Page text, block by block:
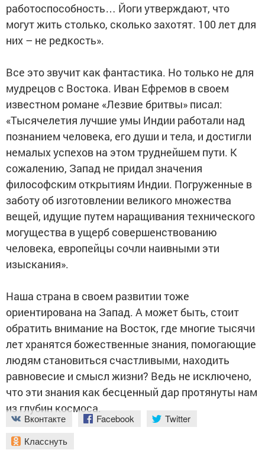
работоспособность… Йоги утверждают, что
могут жить столько, сколько захотят. 100 лет для
них – не редкость».
Все это звучит как фантастика. Но только не для
мудрецов с Востока. Иван Ефремов в своем
известном романе «Лезвие бритвы» писал:
«Тысячелетия лучшие умы Индии работали над
познанием человека, его души и тела, и достигли
немалых успехов на этом труднейшем пути. К
сожалению, Запад не придал значения
философским открытиям Индии. Погруженные в
заботу об изготовлении великого множества
вещей, идущие путем наращивания технического
могущества в ущерб совершенствованию
человека, европейцы сочли наивными эти
изыскания».
Наша страна в своем развитии тоже
ориентирована на Запад. А может быть, стоит
обратить внимание на Восток, где многие тысячи
лет хранятся божественные знания, помогающие
людям становиться счастливыми, находить
равновесие и смысл жизни? Ведь не исключено,
что эти знания как бесценный дар протянуты нам
из глубин космоса.
Вконтакте Facebook
Twitter
Класснуть